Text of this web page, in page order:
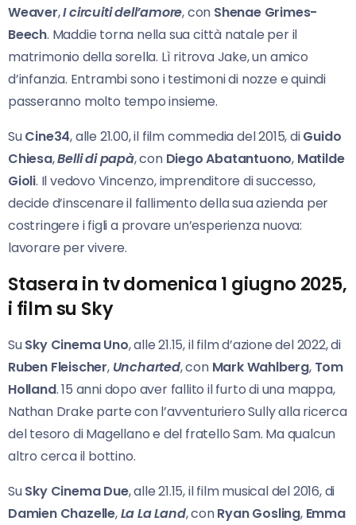
Weaver,I circuiti dell’amore, con Shenae Grimes-
Beech. Maddie torna nella sua città natale per il
matrimonio della sorella. Lì ritrova Jake, un amico
d’infanzia. Entrambi sono i testimoni di nozze e quindi
passeranno molto tempo insieme.
SuCine34, alle 21.00, il film commedia del 2015, diGuido
Chiesa,Belli di papà, con DiegoAbatantuono, Matilde
Gioli. Il vedovo Vincenzo, imprenditore di successo,
decide d’inscenare il fallimento della sua azienda per
costringere i figli a provare un’esperienza nuova:
lavorare per vivere.
Stasera in tv domenica 1 giugno 2025,
i film su Sky
SuSky Cinema Uno, alle 21.15, il film d’azione del 2022, di
Ruben Fleischer, Uncharted, con Mark Wahlberg, Tom
Holland. 15 anni dopo aver fallito il furto di una mappa,
Nathan Drake parte con l’avventuriero Sully alla ricerca
del tesoro di Magellano e del fratello Sam. Ma qualcun
altro cerca il bottino.
SuSky Cinema Due, alle 21.15, il film musical del 2016, di
Damien Chazelle,La La Land, conRyan Gosling, Emma